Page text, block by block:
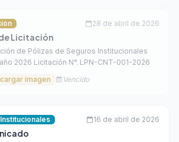
calendar_today28 de abril de 2026
Licitación
de Pólizas de Seguros Institucionales
2026 Licitación N°. LPN-CNT-001-2026
imagen event_busy Vencido
calendar_today16 de abril de 2026